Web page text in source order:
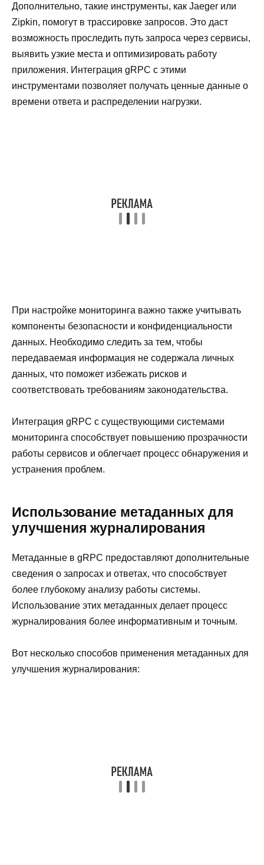
Дополнительно, такие инструменты, как Jaeger или
Zipkin, помогут в трассировке запросов. Это даст
возможность проследить путь запроса через сервисы,
выявить узкие места и оптимизировать работу
приложения. Интеграция gRPC с этими
инструментами позволяет получать ценные данные о
времени ответа и распределении нагрузки.
При настройке мониторинга важно также учитывать
компоненты безопасности и конфиденциальности
данных. Необходимо следить за тем, чтобы
передаваемая информация не содержала личных
данных, что поможет избежать рисков и
соответствовать требованиям законодательства.
Интеграция gRPC с существующими системами
мониторинга способствует повышению прозрачности
работы сервисов и облегчает процесс обнаружения и
устранения проблем.
Использование метаданных для
улучшения журналирования
Метаданные в gRPC предоставляют дополнительные
сведения о запросах и ответах, что способствует
более глубокому анализу работы системы.
Использование этих метаданных делает процесс
журналирования более информативным и точным.
Вот несколько способов применения метаданных для
улучшения журналирования: